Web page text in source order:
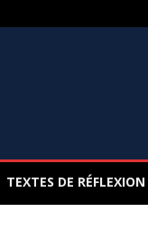
TEXTES DE RÉFLEXION